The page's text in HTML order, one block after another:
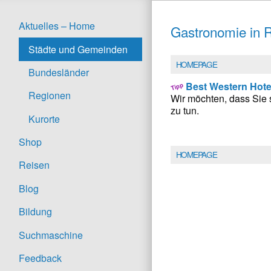
Aktuelles – Home
Städte und Gemeinden
Bundesländer
Regionen
Kurorte
Shop
Reisen
Blog
Bildung
Suchmaschine
Feedback
Gastronomie in
HOMEPAGE
Best Western
Wir möchten, dass
zu tun.
HOMEPAGE